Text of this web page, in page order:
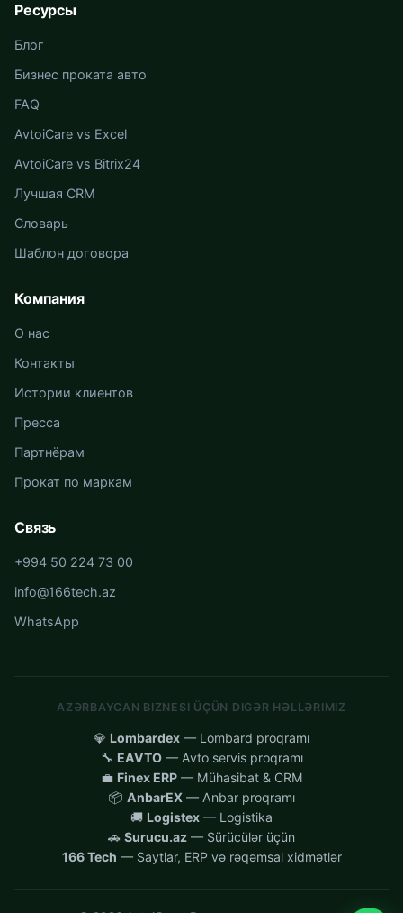
Ресурсы
Блог
Бизнес проката авто
FAQ
AvtoiCare vs Excel
AvtoiCare vs Bitrix24
Лучшая CRM
Словарь
Шаблон договора
Компания
О нас
Контакты
Истории клиентов
Пресса
Партнёрам
Прокат по маркам
Связь
+994 50 224 73 00
info@166tech.az
WhatsApp
AZƏRBAYCAN BIZNESI ÜÇÜN DIGƏR HƏLLƏRIMIZ
💎 Lombardex — Lombard proqramı
🔧 EAVTO— Avto servis proqramı
💼 Finex ERP— Mühasibat & CRM
📦 AnbarEX— Anbar proqramı
🚚 Logistex — Logistika
🚗 Surucu.az — Sürücülər üçün
166 Tech — Saytlar, ERP və rəqəmsal xidmətlər